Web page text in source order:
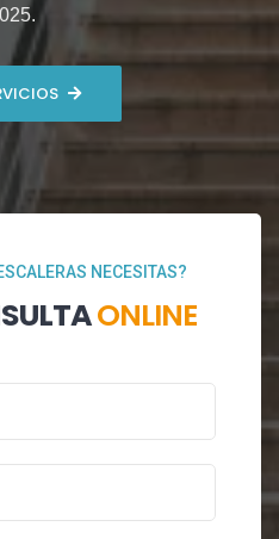
NECESITAS?
ONLINE